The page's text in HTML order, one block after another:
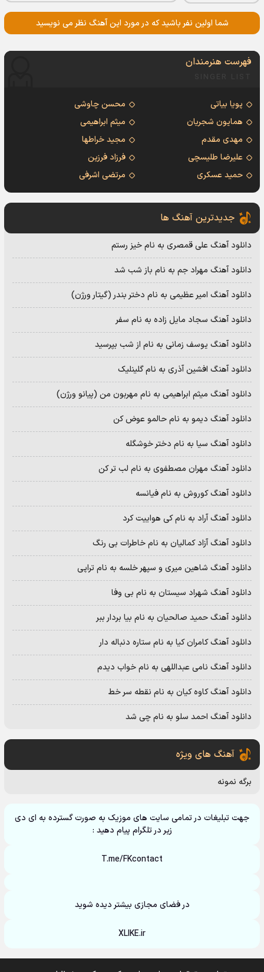
شما اولین نفر باشید که در مورد این آهنگ نظر می نویسید
فهرست هنرمندان
پویا بیاتی
محسن چاوشی
همایون شجریان
میثم ابراهیمی
مهدی مقدم
مجید خراطها
علیرضا طلیسچی
فرزاد فرزین
حمید عسکری
مرتضی اشرفی
جدیدترین آهنگ ها
دانلود آهنگ علی قمصری به نام خیز رستم
دانلود آهنگ مهراد جم به نام باز شب شد
دانلود آهنگ امیر عظیمی به نام دختر بندر (گیتار ورژن)
دانلود آهنگ سجاد مایل زاده به نام سفر
دانلود آهنگ یوسف زمانی به نام از شب بپرسید
دانلود آهنگ افشین آذری به نام گلینلیک
دانلود آهنگ میثم ابراهیمی به نام مهربون من (پیانو ورژن)
دانلود آهنگ دیمو به نام حالمو عوض کن
دانلود آهنگ سیا به نام دختر خوشگله
دانلود آهنگ مهران مصطفوی به نام لب تر کن
دانلود آهنگ کوروش به نام فیانسه
دانلود آهنگ آراد به نام کی هواییت کرد
دانلود آهنگ آزاد کمالیان به نام خاطرات بی رنگ
دانلود آهنگ شاهین میری و سپهر خلسه به نام تراپی
دانلود آهنگ شهراد سیستان به نام بی وفا
دانلود آهنگ حمید صالحیان به نام بیا بردار ببر
دانلود آهنگ کامران کیا به نام ستاره دنباله دار
دانلود آهنگ نامی عبداللهی به نام خواب دیدم
دانلود آهنگ کاوه کیان به نام نقطه سر خط
دانلود آهنگ احمد سلو به نام چی شد
آهنگ های ویژه
برگه نمونه
جهت تبلیغات در تمامی سایت های موزیک به صورت گسترده به ای دی
زیر در تلگرام پیام دهید :
T.me/FKcontact
در فضای مجازی بیشتر دیده شوید
XLIKE.ir